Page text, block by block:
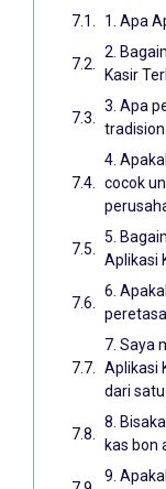
1. Apa
2.
Kasir
3. Apa
4.
cocok
5.
Aplikasi
6.
7. Saya
Aplikasi
dari
8.
kas bon
9.